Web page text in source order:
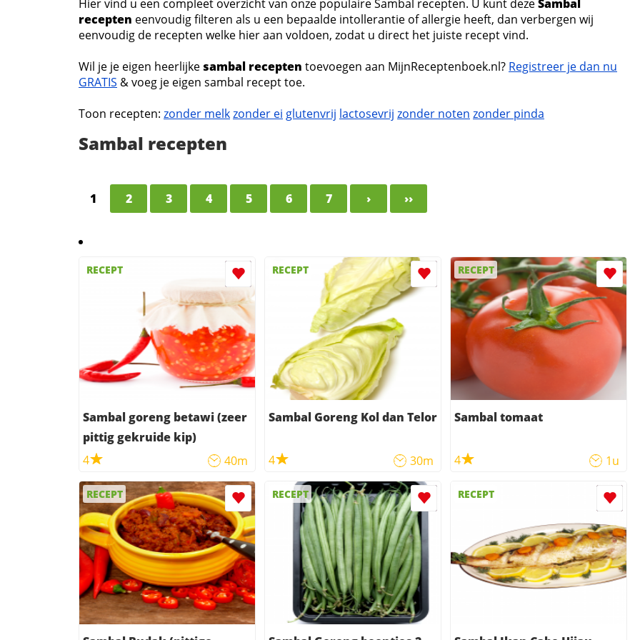
Hier vind u een compleet overzicht van onze populaire Sambal recepten. U kunt dezeSambal
recepten eenvoudig filteren als u een bepaalde intollerantie of allergie heeft, dan verbergen wij
eenvoudig de recepten welke hier aan voldoen, zodat u direct het juiste recept vind.
Wil je je eigen heerlijke sambal recepten toevoegen aan MijnReceptenboek.nl? Registreer je dan nu
GRATIS & voeg je eigen sambal recept toe.
Toon recepten: zonder melkzonder ei glutenvrij lactosevrij zonder noten zonder pinda
Sambal recepten
1 2 3 4 5 6 7 › ››
RECEPT
Sambal goreng betawi (zeer
pittig gekruide kip)
4
40m
RECEPT
Sambal Goreng Kol dan Telor
4 30m
RECEPT
Sambal tomaat
4 1u
RECEPT RECEPT RECEPT